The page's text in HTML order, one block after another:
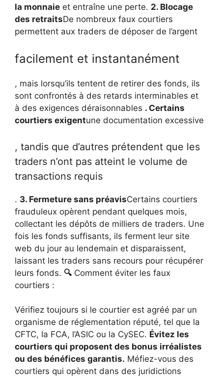
la monnaie et entraîne une perte. 2. Blocage
des retraitsDe nombreux faux courtiers
permettent aux traders de déposer de l’argent
facilement et instantanément
, mais lorsqu’ils tentent de retirer des fonds, ils
sont confrontés à des retards interminables et
à des exigences déraisonnables . Certains
courtiers exigentune documentation excessive
, tandis que d’autres prétendent que les
traders n’ont pas atteint le volume de
transactions requis
. 3. Fermeture sans préavisCertains courtiers
frauduleux opèrent pendant quelques mois,
collectant les dépôts de milliers de traders. Une
fois les fonds suffisants, ils ferment leur site
web du jour au lendemain et disparaissent,
laissant les traders sans recours pour récupérer
leurs fonds. 🔍 Comment éviter les faux
courtiers :
Vérifiez toujours si le courtier est agréé par un
organisme de réglementation réputé, tel que la
CFTC, la FCA, l’ASIC ou la CySEC. Évitez les
courtiers qui proposent des bonus irréalistes
ou des bénéfices garantis. Méfiez-vous des
courtiers qui opèrent dans des juridictions